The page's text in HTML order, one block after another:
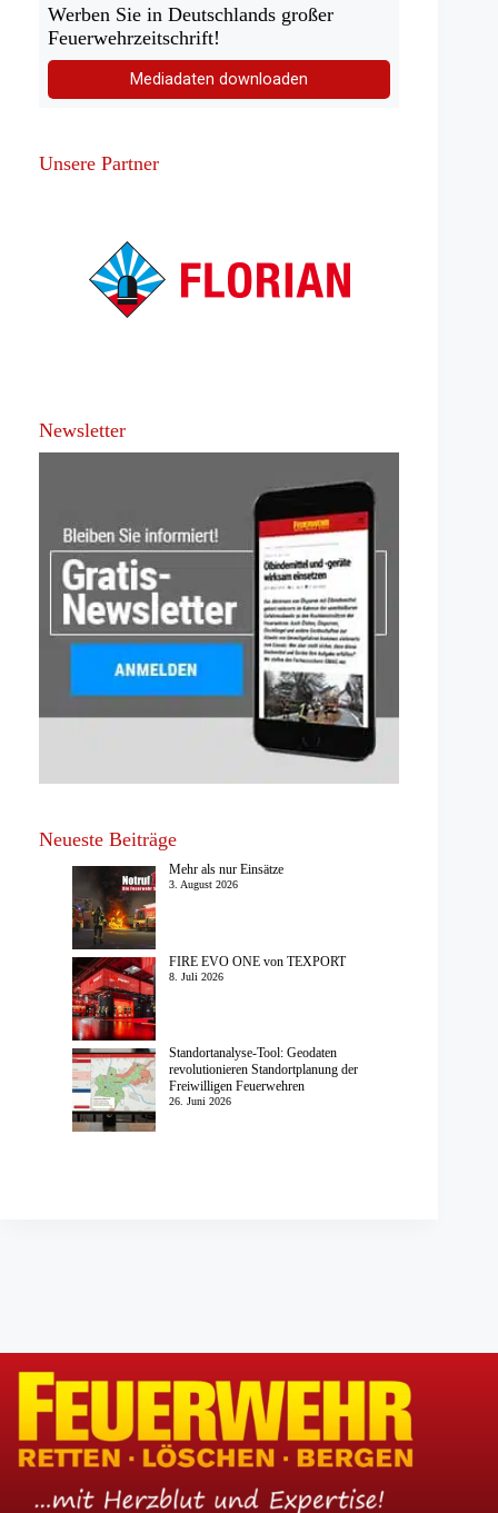
Werben Sie in Deutschlands großer
Feuerwehrzeitschrift!
Mediadaten downloaden
Unsere Partner
Newsletter
Neueste Beiträge
Mehr als nur Einsätze
3. August 2026
FIRE EVO ONE von TEXPORT
8. Juli 2026
Standortanalyse-Tool: Geodaten
revolutionieren Standortplanung der
Freiwilligen Feuerwehren
26. Juni 2026